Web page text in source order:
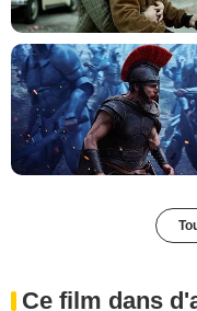
Ce film dans